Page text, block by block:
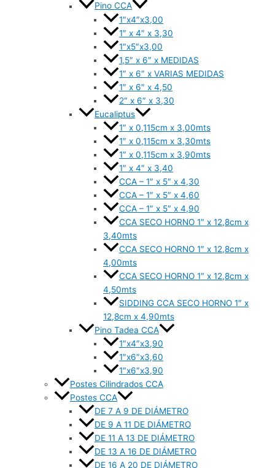
Pino CCA
1″x4″x3,00
1″ x 4″ x 3,30
1″x5″x3,00
1,5″ x 6″ x MEDIDAS
1″ x 6″ x VARIAS MEDIDAS
1″ x 6″ x 4,50
2″ x 6″ x 3,30
Eucaliptus
1″ x 0,115cm x 3,00mts
1″ x 0,115cm x 3,30mts
1″ x 0,115cm x 3,90mts
1″ x 4″ x 3,40
CCA – 1″ x 5″ x 4,30
CCA – 1″ x 5″ x 4,60
CCA – 1″ x 5″ x 4,90
CCA SECO HORNO 1″ x 12,8cm x
3,40mts
CCA SECO HORNO 1″ x 12,8cm x
4,00mts
CCA SECO HORNO 1″ x 12,8cm x
4,50mts
SIDDING CCA SECO HORNO 1″ x
12,8cm x 4,90mts
Pino Tadea CCA
1″x4″x3,90
1″x6″x3,60
1″x6″x3,90
Postes Cilindrados CCA
Postes CCA
DE 7 A 9 DE DIÁMETRO
DE 9 A 11 DE DIÁMETRO
DE 11 A 13 DE DIÁMETRO
DE 13 A 16 DE DIÁMETRO
DE 16 A 20 DE DIÁMETRO